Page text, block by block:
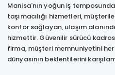
Manisa'nın yoğun iş
taşımacılığı hizmetleri,
konfor sağlayan, ulaşım
hizmettir. Güvenilir sürücü
firma, müşteri memnuniyetini
dünyasının beklentilerini